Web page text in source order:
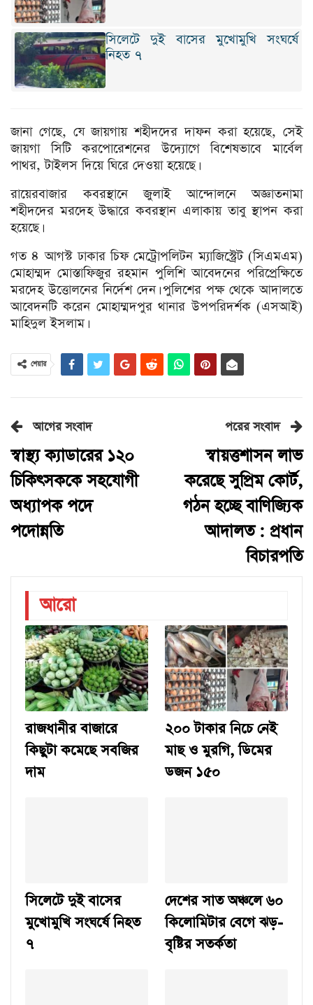
সিলেটে দুই বাসের মুখোমুখি সংঘর্ষে
নিহত ৭
জানা গেছে, যে জায়গায় শহীদদের দাফন করা হয়েছে, সেই
জায়গা সিটি করপোরেশনের উদ্যোগে বিশেষভাবে মার্বেল
পাথর, টাইলস দিয়ে ঘিরে দেওয়া হয়েছে।
রায়েরবাজার কবরস্থানে জুলাই আন্দোলনে অজ্ঞাতনামা
শহীদদের মরদেহ উদ্ধারে কবরস্থান এলাকায় তাবু স্থাপন করা
হয়েছে।
গত ৪ আগস্ট ঢাকার চিফ মেট্রোপলিটন ম্যাজিস্ট্রেট (সিএমএম)
মোহাম্মদ মোস্তাফিজুর রহমান পুলিশি আবেদনের পরিপ্রেক্ষিতে
মরদেহ উত্তোলনের নির্দেশ দেন। পুলিশের পক্ষ থেকে আদালতে
আবেদনটি করেন মোহাম্মদপুর থানার উপপরিদর্শক (এসআই)
মাহিদুল ইসলাম।
শেয়ার
আগের সংবাদ
স্বাস্থ্য ক্যাডারের ১২০
চিকিৎসককে সহযোগী
অধ্যাপক পদে
পদোন্নতি
পরের সংবাদ
স্বায়ত্তশাসন লাভ
করেছে সুপ্রিম কোর্ট,
গঠন হচ্ছে বাণিজ্যিক
আদালত : প্রধান
বিচারপতি
আরো
রাজধানীর বাজারে
কিছুটা কমেছে সবজির
দাম
২০০ টাকার নিচে নেই
মাছ ও মুরগি, ডিমের
ডজন ১৫০
সিলেটে দুই বাসের
মুখোমুখি সংঘর্ষে নিহত
৭
দেশের সাত অঞ্চলে ৬০
কিলোমিটার বেগে ঝড়-
বৃষ্টির সতর্কতা